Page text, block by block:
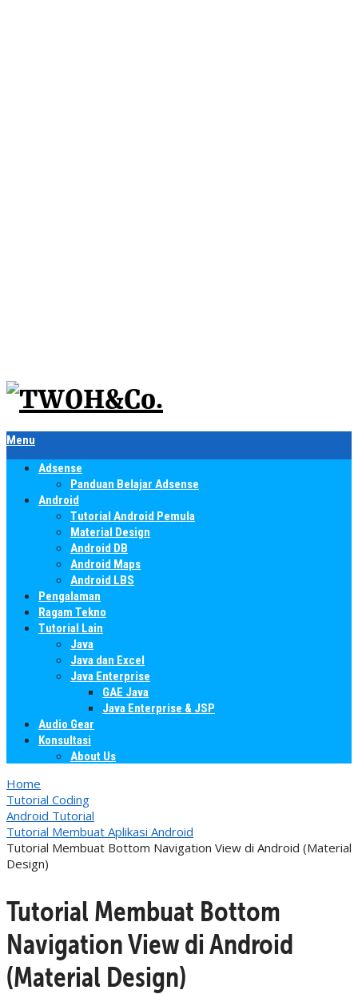
Menu
Adsense
Panduan Belajar Adsense
Android
Tutorial Android Pemula
Material Design
Android DB
Android Maps
Android LBS
Pengalaman
Ragam Tekno
Tutorial Lain
Java
Java dan Excel
Java Enterprise
GAE Java
Java Enterprise & JSP
Audio Gear
Konsultasi
About Us
Home
Tutorial Coding
Android Tutorial
Tutorial Membuat Aplikasi Android
Tutorial Membuat Bottom Navigation View di Android (Material
Design)
Tutorial Membuat Bottom
Navigation View di Android
(Material Design)